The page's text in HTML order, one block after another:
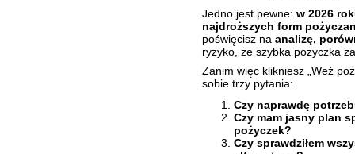
Jedno jest pewne: w 2026
najdroższych form
poświęcisz na analizę,
ryzyko, że szybka pożyczka
Zanim więc klikniesz „Weź
sobie trzy pytania:
Czy naprawdę
Czy mam jasny plan
pożyczek?
Czy sprawdziłem